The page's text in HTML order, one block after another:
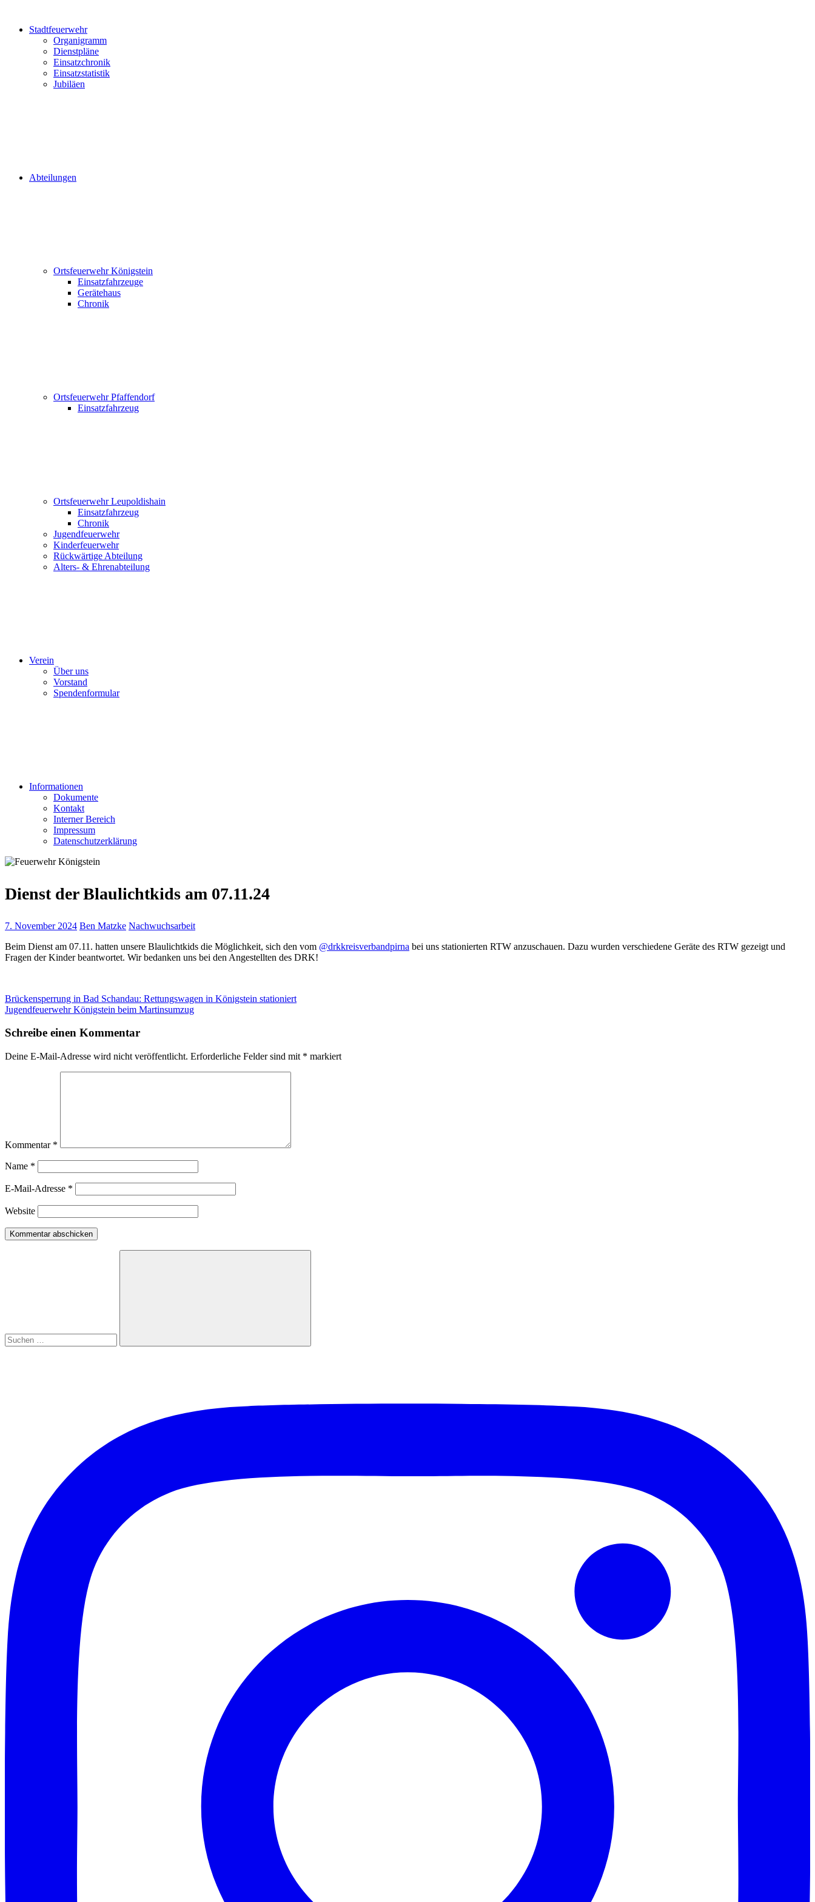
Stadtfeuerwehr
Organigramm
Dienstpläne
Einsatzchronik
Einsatzstatistik
Jubiläen
Abteilungen
Ortsfeuerwehr Königstein
Einsatzfahrzeuge
Gerätehaus
Chronik
Ortsfeuerwehr Pfaffendorf
Einsatzfahrzeug
Ortsfeuerwehr Leupoldishain
Einsatzfahrzeug
Chronik
Jugendfeuerwehr
Kinderfeuerwehr
Rückwärtige Abteilung
Alters- & Ehrenabteilung
Verein
Über uns
Vorstand
Spendenformular
Informationen
Dokumente
Kontakt
Interner Bereich
Impressum
Datenschutzerklärung
Dienst der Blaulichtkids am 07.11.24
7. November 2024 Ben Matzke Nachwuchsarbeit
Beim Dienst am 07.11. hatten unsere Blaulichtkids die Möglichkeit, sich den vom @drkkreisverbandpirna bei uns stationierten RTW anzuschauen. Dazu wurden verschiedene Geräte des RTW gezeigt und
Fragen der Kinder beantwortet. Wir bedanken uns bei den Angestellten des DRK!
Beitragsnavigation
Vorheriger
Beitrag:
Brückensperrung in Bad Schandau: Rettungswagen in Königstein stationiert
Nächster
Jugendfeuerwehr Königstein beim Martinsumzug
Schreibe einen Kommentar
Deine E-Mail-Adresse wird nicht veröffentlicht. Erforderliche Felder sind mit * markiert
Kommentar *
Name *
E-Mail-Adresse *
Website
Suchen